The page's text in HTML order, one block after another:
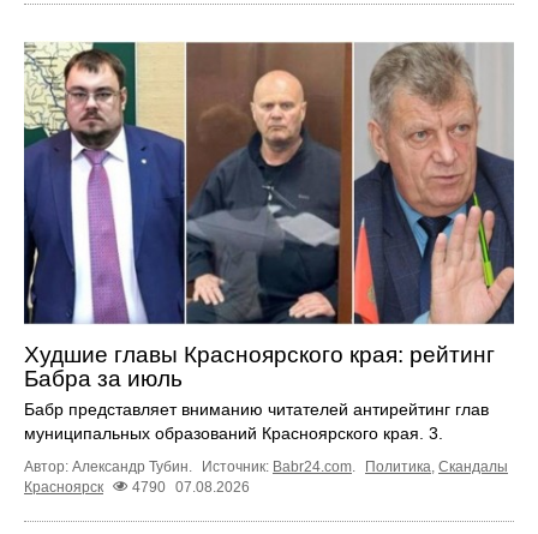
Худшие главы Красноярского края: рейтинг
Бабра за июль
Бабр представляет вниманию читателей антирейтинг глав
муниципальных образований Красноярского края. 3.
Автор: Александр Тубин. Источник: Babr24.com. Политика, Скандалы
Красноярск
4790 07.08.2026